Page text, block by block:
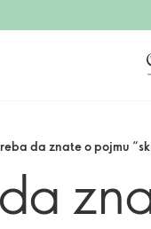
da znate o pojmu